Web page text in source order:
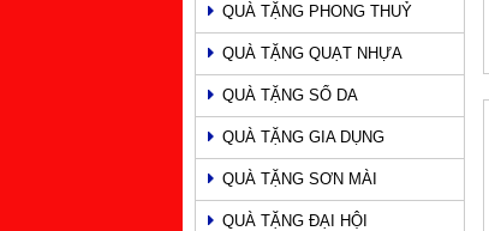
QUÀ TẶNG PHONG THUỶ
QUÀ TẶNG QUẠT NHỰA
QUÀ TẶNG SỔ DA
QUÀ TẶNG GIA DỤNG
QUÀ TẶNG SƠN MÀI
QUÀ TẶNG ĐẠI HỘI